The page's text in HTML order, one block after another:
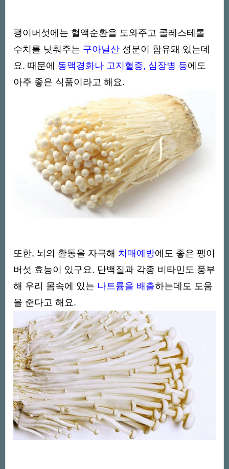
팽이버섯에는 혈액순환을 도와주고 콜레스테롤
수치를 낮춰주는 구아닐산 성분이 함유돼 있는데
요. 때문에 동맥경화나 고지혈증, 심장병 등에도
아주 좋은 식품이라고 해요.
또한, 뇌의 활동을 자극해 치매예방에도 좋은 팽이
버섯 효능이 있구요. 단백질과 각종 비타민도 풍부
해 우리 몸속에 있는 나트륨을 배출하는데도 도움
을 준다고 해요.